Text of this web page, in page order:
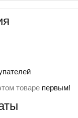
товаре первым!